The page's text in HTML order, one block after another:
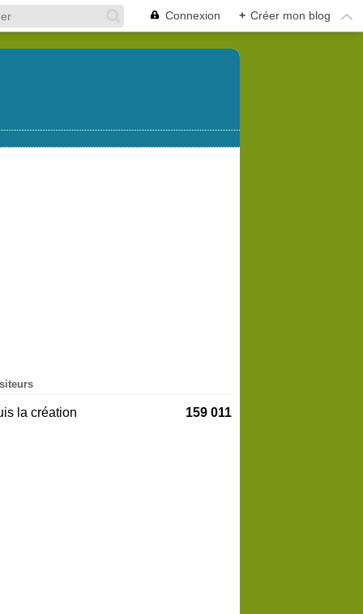
Connexion + Créer mon blog
la création 159 011